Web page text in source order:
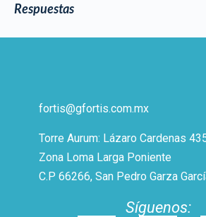
Respuestas
fortis@gfortis.com.mx
Torre Aurum: Lázaro Cardenas
Zona Loma Larga Poniente
C.P 66266, San Pedro Garza
Síguenos: